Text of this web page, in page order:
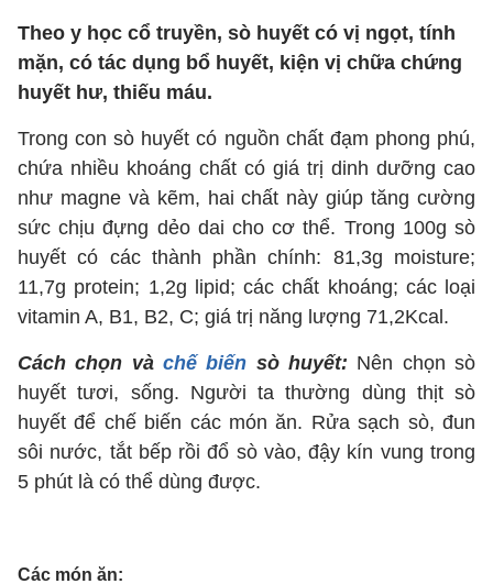
Theo y học cổ truyền, sò huyết có vị ngọt, tính
mặn, có tác dụng bổ huyết, kiện vị chữa chứng
huyết hư, thiếu máu.
Trong con sò huyết có nguồn chất đạm phong phú,
chứa nhiều khoáng chất có giá trị dinh dưỡng cao
như magne và kẽm, hai chất này giúp tăng cường
sức chịu đựng dẻo dai cho cơ thể. Trong 100g sò
huyết có các thành phần chính: 81,3g moisture;
11,7g protein; 1,2g lipid; các chất khoáng; các loại
vitamin A, B1, B2, C; giá trị năng lượng 71,2Kcal.
Cách chọn và chế biến sò huyết: Nên chọn sò
huyết tươi, sống. Người ta thường dùng thịt sò
huyết để chế biến các món ăn. Rửa sạch sò, đun
sôi nước, tắt bếp rồi đổ sò vào, đậy kín vung trong
5 phút là có thể dùng được.
Các món ăn: